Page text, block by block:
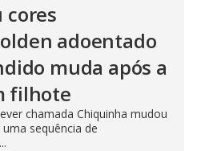
cores
adoentado
muda após a
filhote
chamada Chiquinha mudou
sequência de